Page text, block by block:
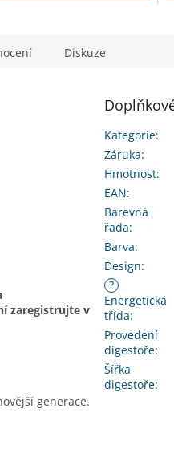
Diskuze
zaregistrujte v
generace.
Kategorie:
Záruka:
Hmotnost:
EAN:
Barevná
řada:
Barva:
Design:
?
Energetická
třída:
Provedení
digestoře:
Šířka
digestoře: